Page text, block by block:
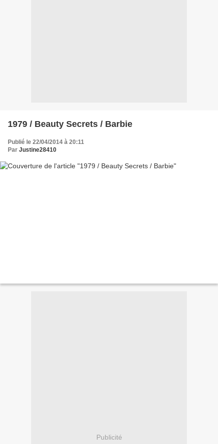
1979 / Beauty Secrets / Barbie
Publié le 22/04/2014 à 20:11
Par Justine28410
Publicité